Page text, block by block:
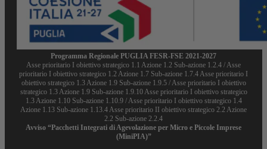
Programma Regionale PUGLIA FESR-FSE 2021-2027
Asse prioritario I obiettivo strategico 1.1 Azione 1.2 Sub-azione 1.2.4 / Asse
prioritario I obiettivo strategico 1.2 Azione 1.7 Sub-azione 1.7.4 Asse prioritario I
obiettivo strategico 1.3 Azione 1.9 Sub-azione 1.9.5 / Asse prioritario I obiettivo
strategico 1.3 Azione 1.9 Sub-azione 1.9.10 Asse prioritario I obiettivo strategico
1.3 Azione 1.10 Sub-azione 1.10.9 / Asse prioritario I obiettivo strategico 1.4
Azione 1.13 Sub-azione 1.13.4 Asse prioritario II obiettivo strategico 2.2 Azione
2.2 Sub-azione 2.2.4
Avviso “Pacchetti Integrati di Agevolazione per Micro e Piccole Imprese
(MiniPIA)”